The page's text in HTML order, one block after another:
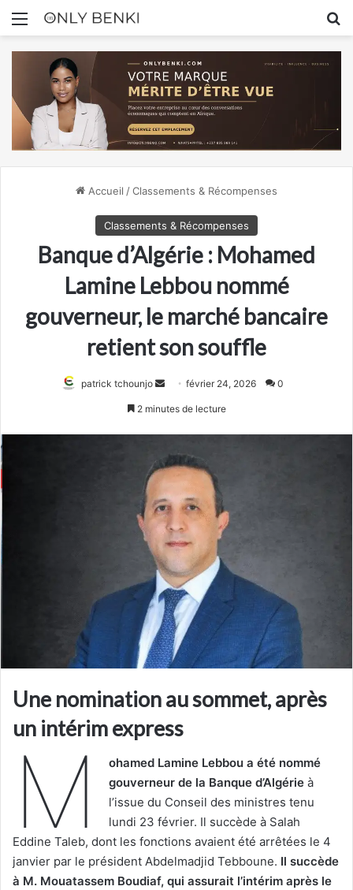
Menu
Accueil /Classements & Récompenses
Classements & Récompenses
Banque d’Algérie : Mohamed
Lamine Lebbou nommé
gouverneur, le marché bancaire
retient son souffle
patrick tchounjo
Envoyerfévrier 24, 2026 0
2 minutes de lecture
Une nomination au sommet, après
un intérim express
M
ohamed Lamine Lebbou a été nommé
gouverneur de la Banque d’Algérieà
l’issue du Conseil des ministres tenu
lundi 23 février. Il succède à Salah
Eddine Taleb, dont les fonctions avaient été arrêtées le 4
janvier par le président Abdelmadjid Tebboune. Il succède
à M. Mouatassem Boudiaf, qui assurait l’intérim après le